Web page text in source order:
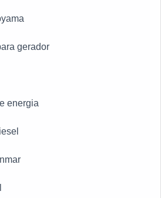
gerador
energia